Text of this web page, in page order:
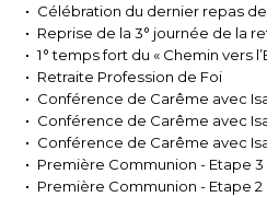
Célébration du dernier repas
Reprise de la 3° journée de la
1° temps fort du « Chemin vers
Retraite Profession de Foi
Conférence de Carême avec
Conférence de Carême avec
Conférence de Carême avec
Première Communion - Etape 3
Première Communion - Etape 2